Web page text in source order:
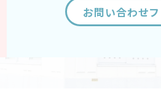
お問い合わせ